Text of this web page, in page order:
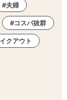
夫婦
コスパ抜群
クアウト